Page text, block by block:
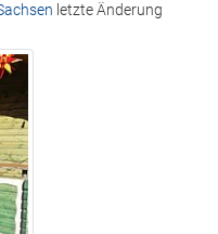
letzte Änderung